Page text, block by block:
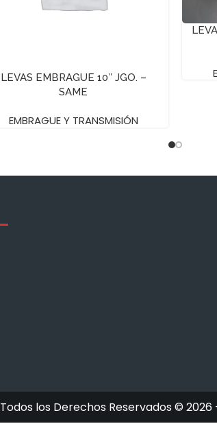
LEVAS EMBRAGUE 10″ JGO. –
SAME
EMBRAGUE Y TRANSMISIÓN
Todos los Derechos Reservados © 2026 –